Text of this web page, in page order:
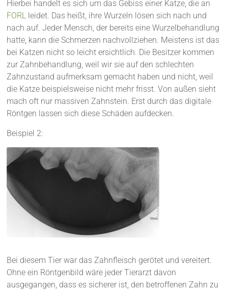
Hierbei handelt es sich um das Gebiss einer Katze, die an
FORL leidet. Das heißt, ihre Wurzeln lösen sich nach und
nach auf. Jeder Mensch, der bereits eine Wurzelbehandlung
hatte, kann die Schmerzen nachvollziehen. Meistens ist das
bei Katzen nicht so leicht ersichtlich. Die Besitzer kommen
zur Zahnbehandlung, weil wir sie auf den schlechten
Zahnzustand aufmerksam gemacht haben und nicht, weil
die Katze beispielsweise nicht mehr frisst. Von außen sieht
mach oft nur massiven Zahnstein. Erst durch das digitale
Röntgen lassen sich diese Schäden aufdecken.
Beispiel 2:
Bei diesem Tier war das Zahnfleisch gerötet und vereitert.
Ohne ein Röntgenbild wäre jeder Tierarzt davon
ausgegangen, dass es sicherer ist, den betroffenen Zahn zu